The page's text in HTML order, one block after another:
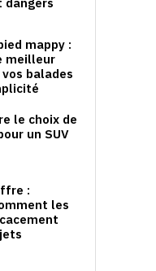
dangers
mappy :
meilleur
balades
le choix de
un SUV
:
les